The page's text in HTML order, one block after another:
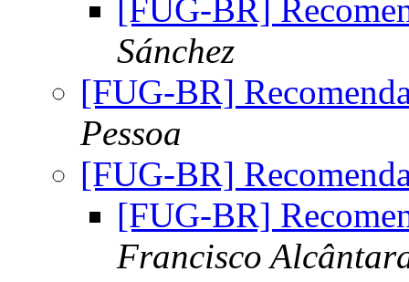
[FUG-BR]
Sánchez
[FUG-BR]
Pessoa
[FUG-BR]
[FUG-BR]
Francisco